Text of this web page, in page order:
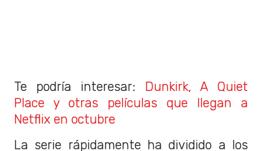
Te podría interesar:
Dunkirk, A Quiet
Place y otras películas que llegan a
Netflix en octubre
La serie rápidamente ha dividido a los